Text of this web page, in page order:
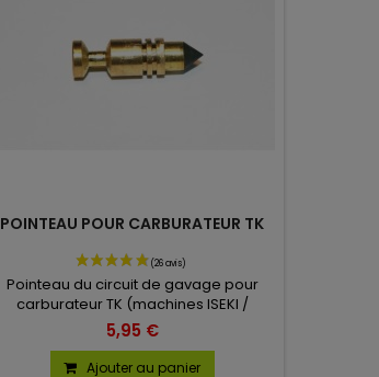
POINTEAU POUR CARBURATEUR TK
Pointeau du circuit de gavage pour
carburateur TK (machines ISEKI /
SHINDAIWA, KAWASAKI, ROBIN...)
5,95 €
Ajouter au panier